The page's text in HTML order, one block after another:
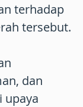
terhadap
tersebut.
dan
upaya